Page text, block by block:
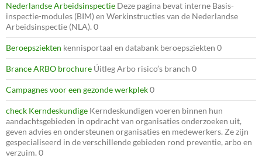
Nederlandse Arbeidsinspectie Deze pagina bevat interne Basis-
inspectie-modules (BIM) en Werkinstructies van de Nederlandse
Arbeidsinspectie (NLA). 0
Beroepsziekten kennisportaal en databank beroepsziekten 0
Brance ARBO brochure Úitleg Arbo risico’s branch 0
Campagnes voor een gezonde werkplek0
check Kerndeskundige Kerndeskundigen voeren binnen hun
aandachtsgebieden in opdracht van organisaties onderzoeken uit,
geven advies en ondersteunen organisaties en medewerkers. Ze zijn
gespecialiseerd in de verschillende gebieden rond preventie, arbo en
verzuim. 0